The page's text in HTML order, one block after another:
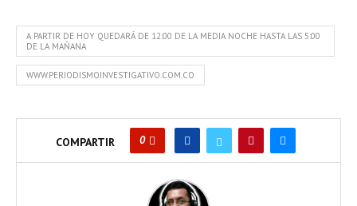
A PARTIR DE HOY QUEDARÁ DE 12:00 DE LA MEDIA NOCHE HASTA LAS 5:00
DE LA MAÑANA
WWW.PERIODISMOINVESTIGATIVO.COM.CO
COMPARTIR 0